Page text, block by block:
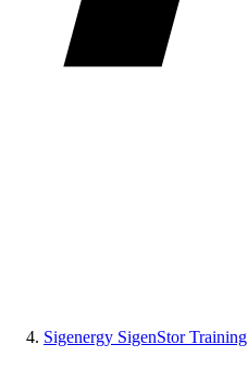
Sigenergy SigenStor Training